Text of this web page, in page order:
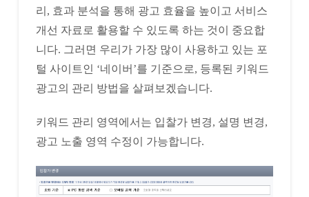
리, 효과 분석을 통해 광고 효율을 높이고 서비스
개선 자료로 활용할 수 있도록 하는 것이 중요합
니다. 그러면 우리가 가장 많이 사용하고 있는 포
털 사이트인 ‘네이버’를 기준으로, 등록된 키워드
광고의 관리 방법을 살펴보겠습니다.
키워드 관리 영역에서는 입찰가 변경, 설명 변경,
광고 노출 영역 수정이 가능합니다.